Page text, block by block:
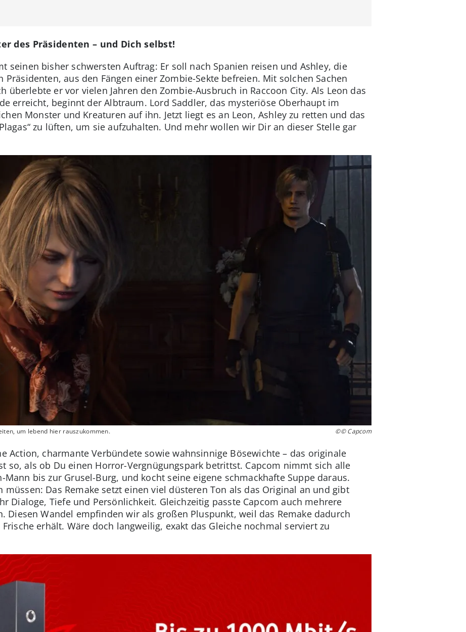
des Präsidenten – und Dich selbst!
seinen bisher schwersten Auftrag: Er soll nach Spanien reisen und Ashley, die
Präsidenten, aus den Fängen einer Zombie-Sekte befreien. Mit solchen Sachen
überlebte er vor vielen Jahren den Zombie-Ausbruch in Raccoon City. Als Leon das
erreicht, beginnt der Albtraum. Lord Saddler, das mysteriöse Oberhaupt im
Monster und Kreaturen auf ihn. Jetzt liegt es an Leon, Ashley zu retten und das
zu lüften, um sie aufzuhalten. Und mehr wollen wir Dir an dieser Stelle gar
um lebend hier rauszukommen. ©© Capcom
Action, charmante Verbündete sowie wahnsinnige Bösewichte – das originale
so, als ob Du einen Horror-Vergnügungspark betrittst. Capcom nimmt sich alle
Mann bis zur Grusel-Burg, und kocht seine eigene schmackhafte Suppe daraus.
Das Remake setzt einen viel düsteren Ton als das Original an und gibt
Dialoge, Tiefe und Persönlichkeit. Gleichzeitig passte Capcom auch mehrere
Diesen Wandel empfinden wir als großen Pluspunkt, weil das Remake dadurch
erhält. Wäre doch langweilig, exakt das Gleiche nochmal serviert zu